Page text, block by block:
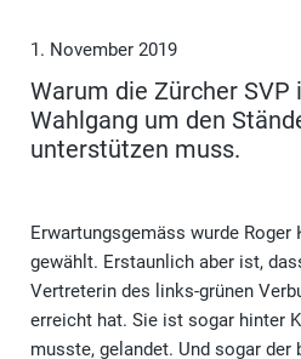
1. November 2019
Warum die Zürcher SVP
Wahlgang um den
unterstützen muss.
Erwartungsgemäss wurde
gewählt. Erstaunlich aber ist,
Vertreterin des links-grünen
erreicht hat. Sie ist sogar hinter
musste, gelandet. Und sogar